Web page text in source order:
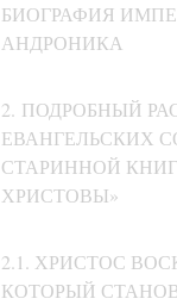
БИОГРАФИЯ
АНДРОНИКА
2. ПОДРОБНЫЙ
ЕВАНГЕЛЬСКИХ
СТАРИННОЙ
ХРИСТОВЫ»
2.1. ХРИСТОС
КОТОРЫЙ